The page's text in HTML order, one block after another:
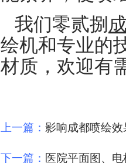
我们零贰捌
绘机和专业的
材质，欢迎有
上一篇： 影响成都喷绘
下一篇： 医院平面图、